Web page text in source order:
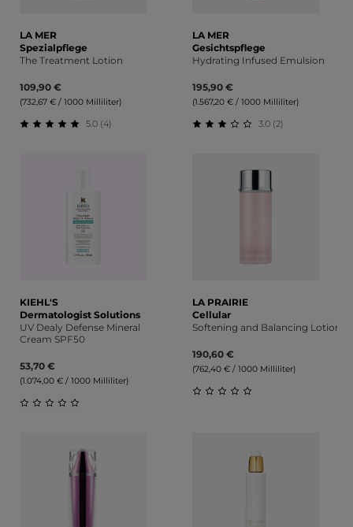
LA MER
Spezialpflege
The Treatment Lotion
109,90 €
(732,67 € / 1000 Milliliter)
5.0 (4)
LA MER
Gesichtspflege
Hydrating Infused Emulsion
195,90 €
(1.567,20 € / 1000 Milliliter)
3.0 (2)
KIEHL'S
Dermatologist Solutions
UV Dealy Defense Mineral
Cream SPF50
53,70 €
(1.074,00 € / 1000 Milliliter)
LA PRAIRIE
Cellular
Softening and Balancing Lotion
190,60 €
(762,40 € / 1000 Milliliter)